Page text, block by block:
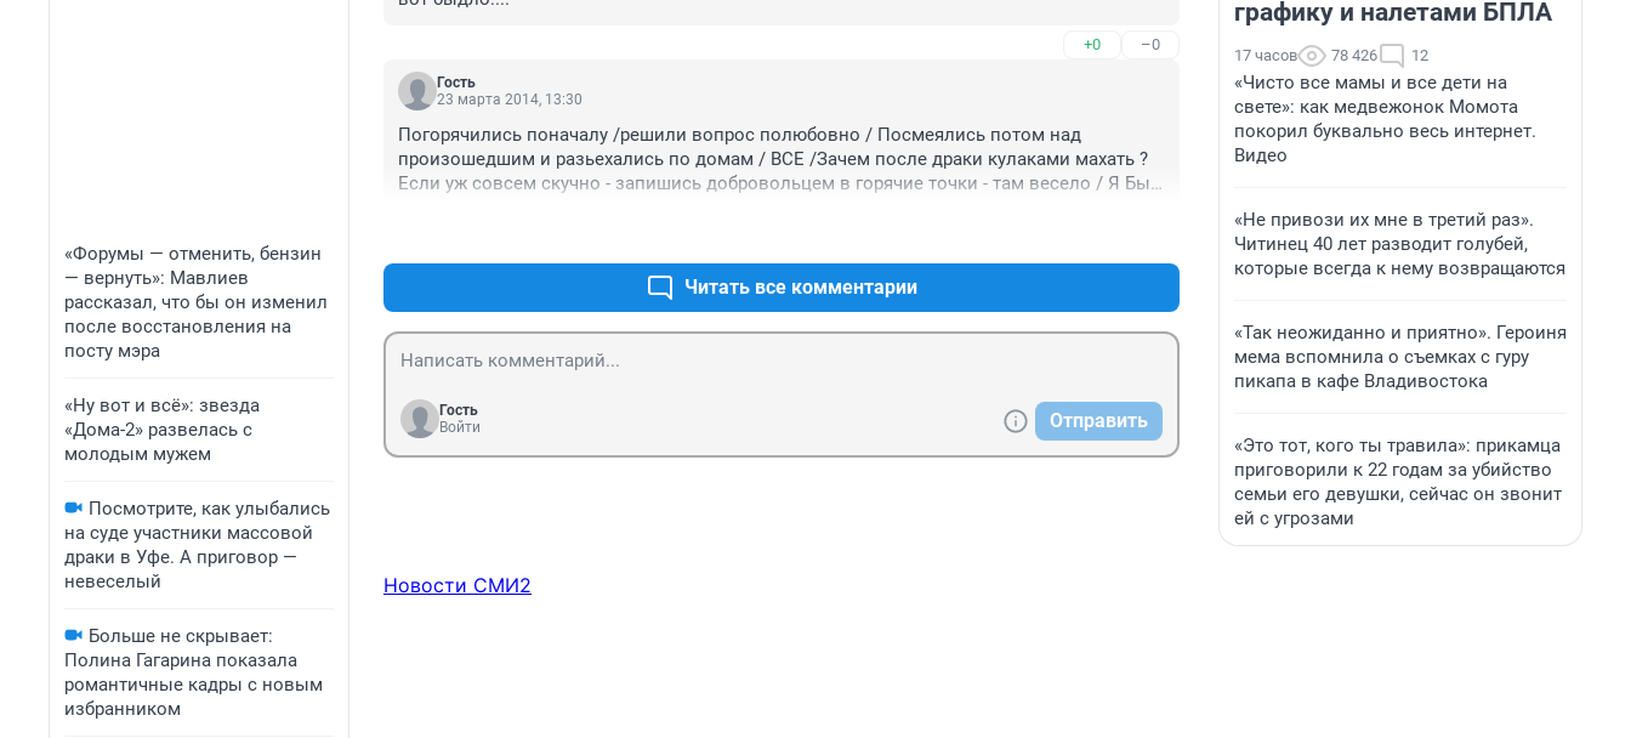
«Форумы — отменить, бензин
— вернуть»: Мавлиев
рассказал, что бы он изменил
после восстановления на
посту мэра
«Ну вот и всё»: звезда
«Дома-2» развелась с
молодым мужем
Посмотрите, как улыбались
на суде участники массовой
драки в Уфе. А приговор —
невеселый
Больше не скрывает:
Полина Гагарина показала
романтичные кадры с новым
избранником
+0 –0
Гость
23 марта 2014, 13:30
Погорячились поначалу /решили вопрос полюбовно / Посмеялись потом над
произошедшим и разьехались по домам / ВСЕ /Зачем после драки кулаками махать ?
Если уж совсем скучно - запишись добровольцем в горячие точки - там весело / Я Был
Читать все комментарии
Гость
Войти
Отправить
Новости СМИ2
графику и налетами БПЛА
17 часов 78 426 12
«Чисто все мамы и все дети на
свете»: как медвежонок Момота
покорил буквально весь интернет.
Видео
«Не привози их мне в третий раз».
Читинец 40 лет разводит голубей,
которые всегда к нему возвращаются
«Так неожиданно и приятно». Героиня
мема вспомнила о съемках с гуру
пикапа в кафе Владивостока
«Это тот, кого ты травила»: прикамца
приговорили к 22 годам за убийство
семьи его девушки, сейчас он звонит
ей с угрозами